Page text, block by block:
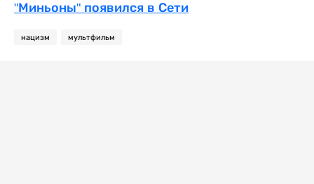
"Миньоны" появился в Сети
нацизм мультфильм